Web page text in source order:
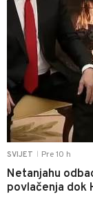
SVIJET Pre 10 h
Netanjahu
povlačenja dok